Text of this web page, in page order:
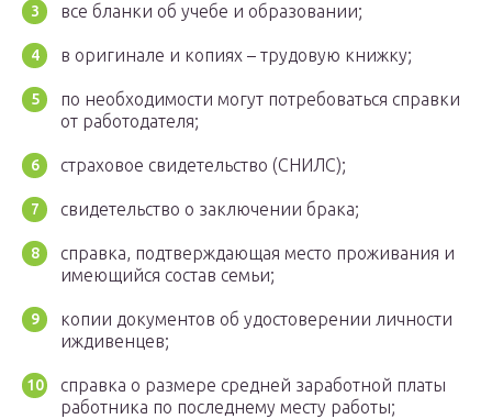
все бланки об учебе и образовании;
в оригинале и копиях – трудовую книжку;
по необходимости могут потребоваться справки
от работодателя;
страховое свидетельство (СНИЛС);
свидетельство о заключении брака;
справка, подтверждающая место проживания и
имеющийся состав семьи;
копии документов об удостоверении личности
иждивенцев;
справка о размере средней заработной платы
работника по последнему месту работы;